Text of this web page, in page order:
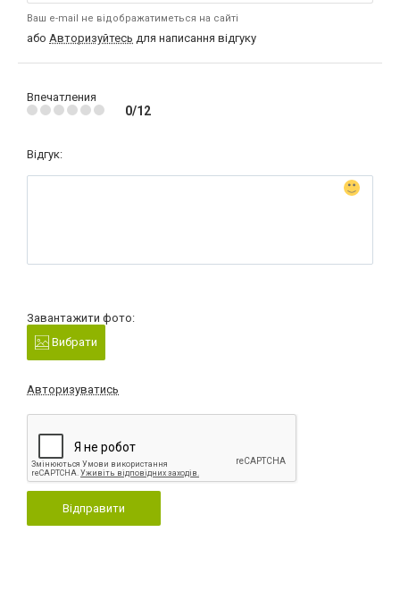
Ваш e-mail не відображатиметься на сайті
або Авторизуйтесь для написання відгуку
Впечатления
0/12
Відгук:
Завантажити фото:
Вибрати
Авторизуватись
Відправити